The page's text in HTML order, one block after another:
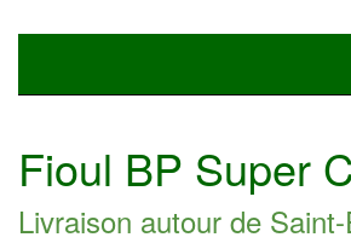
Fioul BP Super
Livraison autour de